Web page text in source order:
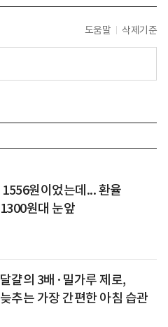
도움말 삭제기준
1556원이었는데... 환율
원대 눈앞
걀의 3배·밀가루 제로,
추는 가장 간편한 아침 습관